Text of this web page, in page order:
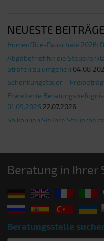
NEUESTE BEITRÄGE
Homeoffice-Pauschale 2026:
Abgabefrist für die
Strafen zu umgehen
Schenkungsteuer –
Erweiterte
01.09.2026 22.07.2026
So können Sie Ihre
Beratung in Ihrer
Beratungsstelle